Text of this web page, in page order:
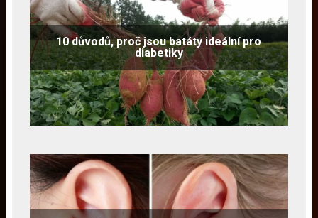
10 důvodů, proč jsou batáty ideální pro
diabetiky